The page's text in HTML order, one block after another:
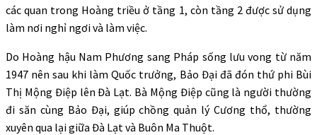
các quan trong Hoàng triều ở tầng 1, còn tầng 2 được sử dụng
làm nơi nghỉ ngơi và làm việc.
Do Hoàng hậu Nam Phương sang Pháp sống lưu vong từ năm
1947 nên sau khi làm Quốc trưởng, Bảo Đại đã đón thứ phi Bùi
Thị Mộng Điệp lên Đà Lạt. Bà Mộng Điệp cũng là người thường
đi săn cùng Bảo Đại, giúp chồng quản lý Cương thổ, thường
xuyên qua lại giữa Đà Lạt và Buôn Ma Thuột.